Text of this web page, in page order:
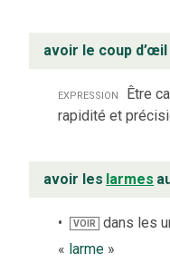
avoir le coup d’œil
expression Être
rapidité et
avoir les larmes
VOIR
dans les
« larme »